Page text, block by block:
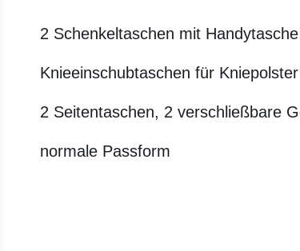
2 Schenkeltaschen mit
Knieeinschubtaschen für Kniepolster
2 Seitentaschen, 2 verschließbare
normale Passform